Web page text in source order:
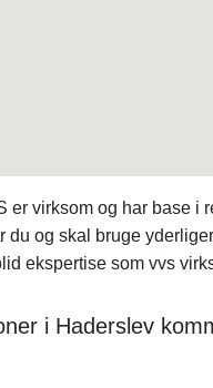
er virksom og har base
og skal bruge
ekspertise som vvs
i Haderslev